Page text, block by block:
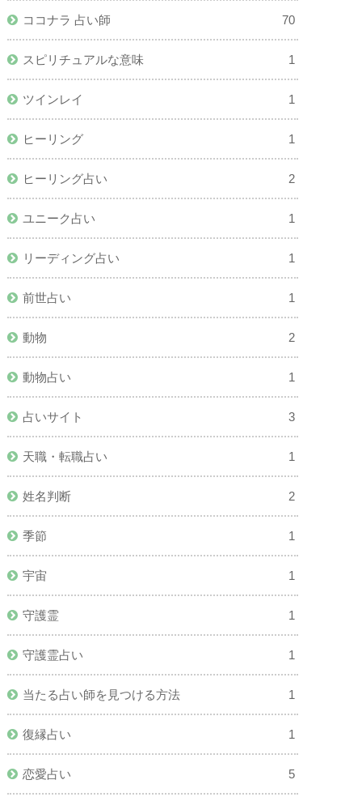
ココナラ 占い師 70
スピリチュアルな意味 1
ツインレイ 1
ヒーリング 1
ヒーリング占い 2
ユニーク占い 1
リーディング占い 1
前世占い 1
動物 2
動物占い 1
占いサイト 3
天職・転職占い 1
姓名判断 2
季節 1
宇宙 1
守護霊 1
守護霊占い 1
当たる占い師を見つける方法 1
復縁占い 1
恋愛占い 5